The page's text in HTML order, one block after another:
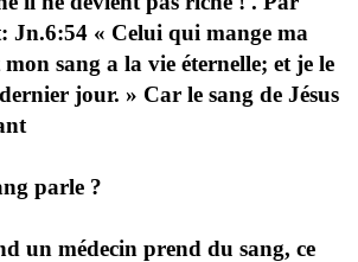
Jn.6:54 « Celui qui mange ma
sang a la vie éternelle; et je le
jour. » Car le sang de Jésus
parle ?
un médecin prend du sang, ce